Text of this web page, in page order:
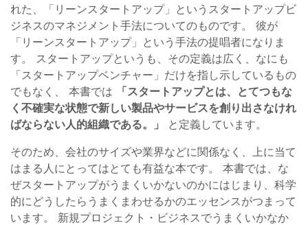
れた、「リーンスタートアップ」というスタートアップビ
ジネスのマネジメント手法についてのものです。 彼が
「リーンスタートアップ」という手法の提唱者になりま
す。 スタートアップというも、その定義は広く、なにも
「スタートアップベンチャー」だけを指し示しているもの
でもなく、 本書では
「スタートアップとは、とてつもな
く不確実な状態で新しい製品やサービスを創り出さなけれ
ばならない人的組織である。」
と定義しています。
そのため、会社のサイズや業界などに関係なく、上に当て
はまる人にとってはとても有益な本です。 本書では、な
ぜスタートアップがうまくいかないのかにはじまり、科学
的にどうしたらうまくまわせるかのエッセンスがつまって
います。 新規プロジェクト・ビジネスでうまくいかなか